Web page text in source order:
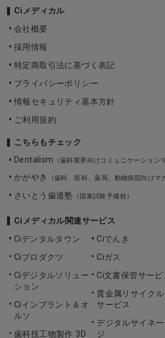
Ciメディカル
会社概要
採用情報
特定商取引法に基づく表記
プライバシーポリシー
情報セキュリティ基本方針
ご利用規約
こちらもチェック
Dentalism
（歯科業界向けコミュニケーション
かがやき （歯科、医科、薬局、動物病院向けマ
さいとう歯道塾 （国家試験予備校）
Ciメディカル関連サービス
Ciデンタルタウン
Ciプロダクツ
Ciデジタルソリュー
ション
Ciインプラント＆オ
ルソ
歯科技工物製作 3D
Ciでんき
Ciガス
Ci文書保管サービ
貴金属リサイクル
サービス
デジタルサイネー
ジ